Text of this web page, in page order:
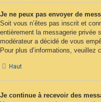
Je ne peux pas envoyer de
Soit vous n’êtes pas inscrit et
entièrement la messagerie privée
modérateur a décidé de vous
Pour plus d’informations, veuillez
Haut
Je continue à recevoir des